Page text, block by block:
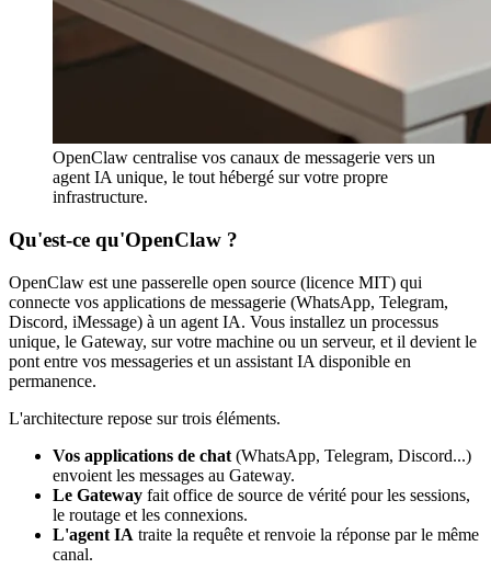
OpenClaw centralise vos canaux de messagerie vers un
agent IA unique, le tout hébergé sur votre propre
infrastructure.
Qu'est-ce qu'OpenClaw ?
OpenClaw est une passerelle open source (licence MIT) qui
connecte vos applications de messagerie (WhatsApp, Telegram,
Discord, iMessage) à un agent IA. Vous installez un processus
unique, le Gateway, sur votre machine ou un serveur, et il devient le
pont entre vos messageries et un assistant IA disponible en
permanence.
L'architecture repose sur trois éléments.
Vos applications de chat (WhatsApp, Telegram, Discord...)
envoient les messages au Gateway.
Le Gateway fait office de source de vérité pour les sessions,
le routage et les connexions.
L'agent IA traite la requête et renvoie la réponse par le même
canal.